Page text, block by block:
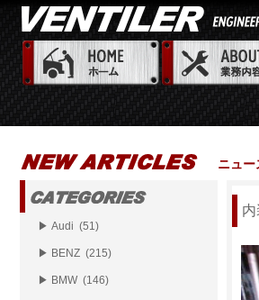
ニュー
▶ Audi (51)
▶ BENZ (215)
▶ BMW (146)